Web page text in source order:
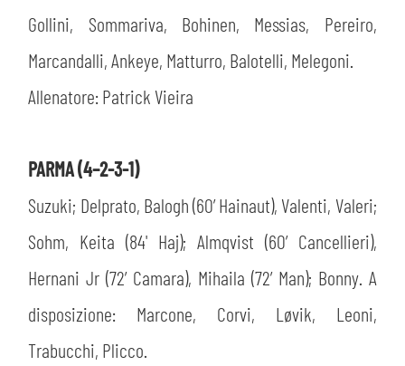
Gollini, Sommariva, Bohinen, Messias, Pereiro,
Marcandalli, Ankeye, Matturro, Balotelli, Melegoni.
Allenatore: Patrick Vieira
PARMA (4–2-3-1)
Suzuki; Delprato, Balogh (60’ Hainaut), Valenti, Valeri;
Sohm, Keita (84' Haj); Almqvist (60’ Cancellieri),
Hernani Jr (72’ Camara), Mihaila (72’ Man); Bonny. A
disposizione: Marcone, Corvi, Løvik, Leoni,
Trabucchi, Plicco.